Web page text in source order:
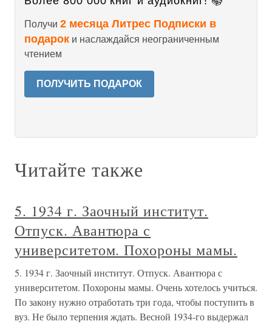
Получи 2 месяца Литрес Подписки в
подарок и наслаждайся неограниченным
чтением
ПОЛУЧИТЬ ПОДАРОК
Читайте также
5. 1934 г. Заочный институт.
Отпуск. Авантюра с
университетом. Похороны мамы.
5. 1934 г. Заочный институт. Отпуск. Авантюра с
университетом. Похороны мамы. Очень хотелось учиться.
По закону нужно отработать три года, чтобы поступить в
вуз. Не было терпения ждать. Весной 1934-го выдержал